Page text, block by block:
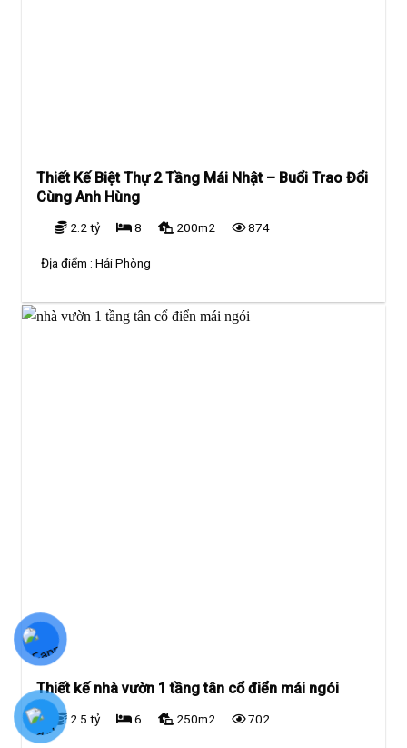
Thiết Kế Biệt Thự 2 Tầng Mái Nhật – Buổi Trao Đổi
Cùng Anh Hùng
2.2 tỷ 8 200m2 874
Địa điểm :Hải Phòng
Thiết kế nhà vườn 1 tầng tân cổ điển mái ngói
2.5 tỷ 6 250m2 702